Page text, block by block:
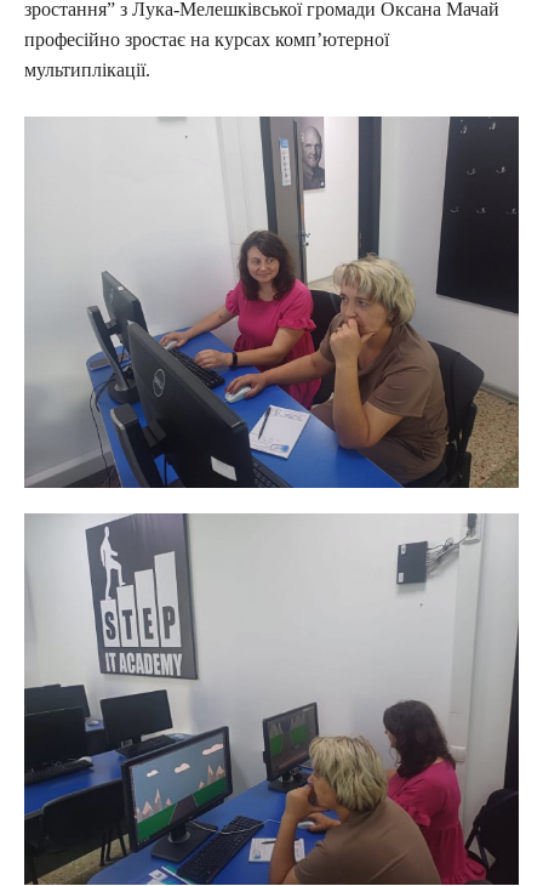
зростання” з Лука-Мелешківської громади Оксана Мачай
професійно зростає на курсах комп’ютерної
мультиплікації.